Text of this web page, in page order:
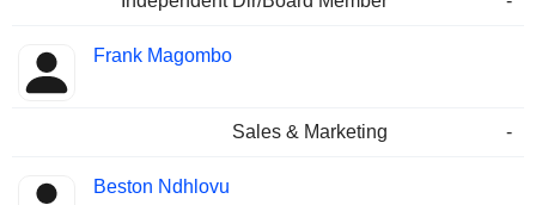
Frank Magombo
Sales & Marketing -
Beston Ndhlovu